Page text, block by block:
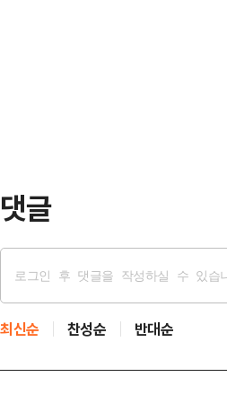
댓글
최신순 찬성순 반대순